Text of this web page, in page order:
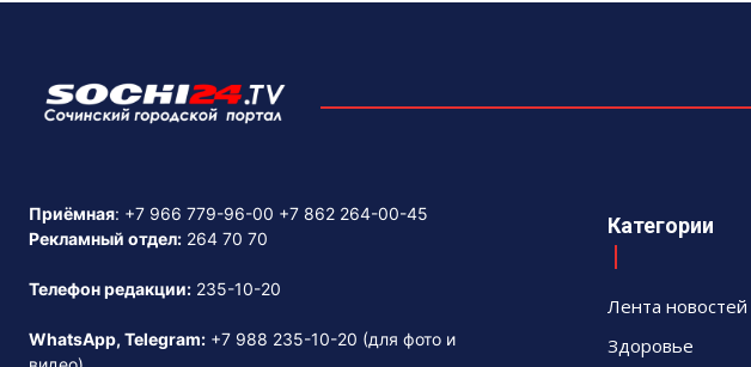
Приёмная: +7 966 779-96-00 +7 862 264-00-45
Рекламный отдел: 264 70 70
Телефон редакции: 235-10-20
WhatsApp, Telegram: +7 988 235-10-20 (для фото и
Категории
Лента новостей
Здоровье